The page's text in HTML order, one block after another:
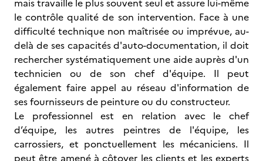
mais travaille le plus souvent seul et assure lui-même
le contrôle qualité de son intervention. Face à une
difficulté technique non maîtrisée ou imprévue, au-
delà de ses capacités d'auto-documentation, il doit
rechercher systématiquement une aide auprès d'un
technicien ou de son chef d'équipe. Il peut
également faire appel au réseau d'information de
ses fournisseurs de peinture ou du constructeur.
Le professionnel est en relation avec le chef
d’équipe, les autres peintres de l'équipe, les
carrossiers, et ponctuellement les mécaniciens. Il
peut être amené à côtoyer les clients et les experts